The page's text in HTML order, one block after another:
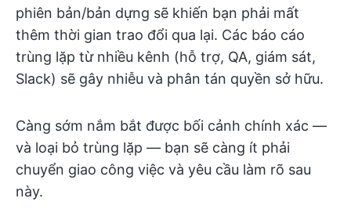
phiên bản/bản dựng sẽ khiến bạn phải mất
thêm thời gian trao đổi qua lại. Các báo cáo
trùng lặp từ nhiều kênh (hỗ trợ, QA, giám sát,
Slack) sẽ gây nhiễu và phân tán quyền sở hữu.
Càng sớm nắm bắt được bối cảnh chính xác —
và loại bỏ trùng lặp — bạn sẽ càng ít phải
chuyển giao công việc và yêu cầu làm rõ sau
này.